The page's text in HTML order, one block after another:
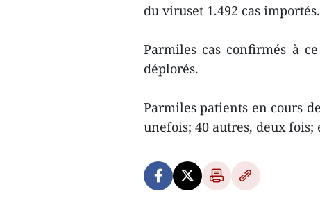
du viruset 1.492 cas importés.
Parmiles cas confirmés à
déplorés.
Parmiles patients en cours
unefois; 40 autres, deux